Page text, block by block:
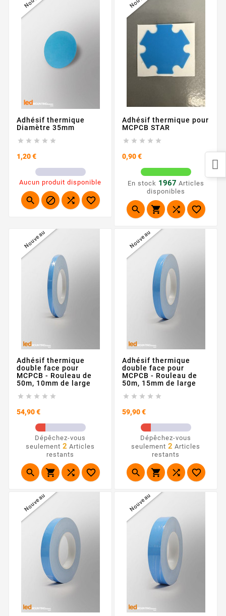
Adhésif thermique
Diamètre 35mm
    
1,20 €Prix
Aucun produit disponible
   
Adhésif thermique pour
MCPCB STAR
    
0,90 €Prix
En stock 1967 Articles
disponibles
   
Nouveau
Adhésif thermique
double face pour
MCPCB - Rouleau de
50m, 10mm de large
    
54,90 €Prix
Dépêchez-vous
seulement 2 Articles
restants
   
Nouveau
Adhésif thermique
double face pour
MCPCB - Rouleau de
50m, 15mm de large
    
59,90 €Prix
Dépêchez-vous
seulement 2 Articles
restants
   
Nouveau Nouveau